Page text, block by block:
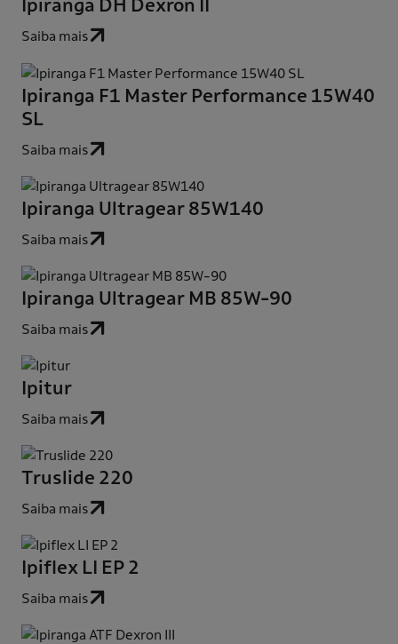
Ipiranga DH Dexron II
Saiba mais
Ipiranga F1 Master Performance 15W40
SL
Saiba mais
Ipiranga Ultragear 85W140
Saiba mais
Ipiranga Ultragear MB 85W-90
Saiba mais
Ipitur
Saiba mais
Truslide 220
Saiba mais
Ipiflex LI EP 2
Saiba mais